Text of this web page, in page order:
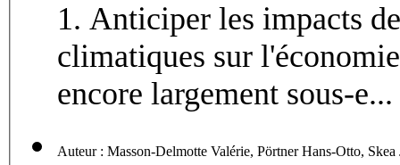
1. Anticiper les impacts
climatiques sur
encore largement sous-e...